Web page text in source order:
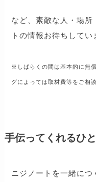
など、素敵な人・場
トの情報お待ちしてい
※しばらくの間は基本的に無
グによっては取材費等をご相
手伝ってくれるひ
ニジノートを一緒につ